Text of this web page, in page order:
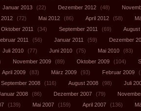
Januar 2013 (22) Dezember 2012 (48)
(72) Mai 2012 (86) April 2012 (58)
Oktober 2011 (34) September 2011 (69)
August
2011 (56) Januar 2011 (59)
Dezember
Juli 2010 (77) Juni 2010 (75) Mai 2010
(83)
November 2009 (89) Oktober 2009 (104)
April 2009 (83) März 2009 (93) Februar 2009
September 2008 (116) August 2008 (98)
Juli
2008 (86) Dezember 2007 (79)
(139) Mai 2007 (159) April 2007 (136)